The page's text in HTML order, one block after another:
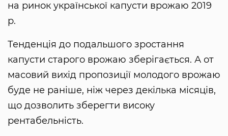
на ринок української капусти врожаю 2019
р.
Тенденція до подальшого зростання
капусти старого врожаю зберігається. А от
масовий вихід пропозиції молодого врожаю
буде не раніше, ніж через декілька місяців,
що дозволить зберегти високу
рентабельність.